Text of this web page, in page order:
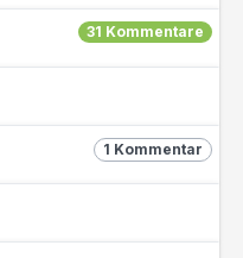
31 Kommentare
1 Kommentar